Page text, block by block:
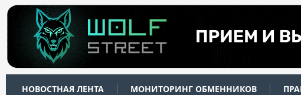
НОВОСТНАЯ ЛЕНТА МОНИТОРИНГ ОБМЕННИКОВ